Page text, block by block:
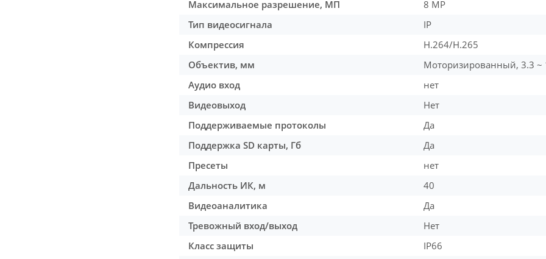
Максимальное разрешение, МП
8 MP
Тип видеосигнала
IP
Компрессия
H.264/H.265
Объектив, мм
Моторизированный, 3.3 ~
Аудио вход
нет
Видеовыход
Нет
Поддерживаемые протоколы
Да
Поддержка SD карты, Гб
Да
Пресеты
нет
Дальность ИК, м
40
Видеоаналитика
Да
Тревожный вход/выход
Нет
Класс защиты
IP66